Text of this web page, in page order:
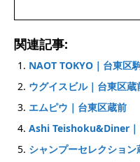
関連記事:
NAOT TOKYO｜台東区
ウグイスビル｜台東区蔵
エムピウ｜台東区蔵前
Ashi Teishoku&Diner｜
シャンプーセレクショ